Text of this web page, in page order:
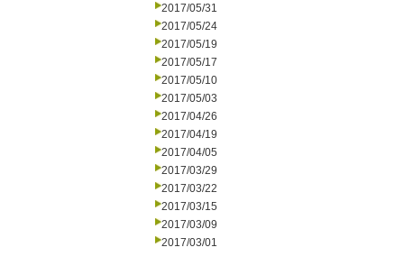
2017/05/31
2017/05/24
2017/05/19
2017/05/17
2017/05/10
2017/05/03
2017/04/26
2017/04/19
2017/04/05
2017/03/29
2017/03/22
2017/03/15
2017/03/09
2017/03/01